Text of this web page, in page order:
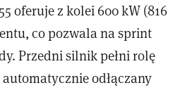
oferuje z kolei 600 kW (816
co pozwala na sprint
Przedni silnik pełni rolę
odłączany